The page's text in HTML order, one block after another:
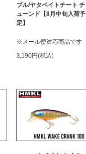
ブル/ヤタベイトチート チ
ューンド【8月中旬入荷予
定】
※メール便対応商品です
3,190円(税込)